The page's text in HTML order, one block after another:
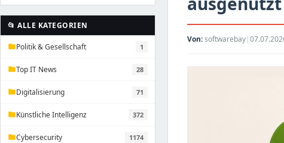
📂 ALLE KATEGORIEN
folderPolitik & Gesellschaft 1
folderTop IT News 28
folderDigitalisierung 71
folderKünstliche Intelligenz 372
folderCybersecurity 1174
Von:softwarebay|